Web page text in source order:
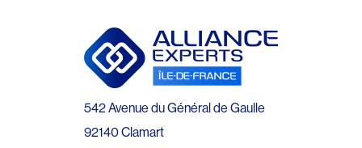
542 Avenue du Général de Gaulle
92140 Clamart